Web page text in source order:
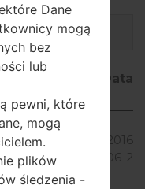
Data
Rozmiar
287.9 MiB
2016-
06-29
Dane
mogą
bez
lub
pewni, które
mogą
plików
śledzenia -